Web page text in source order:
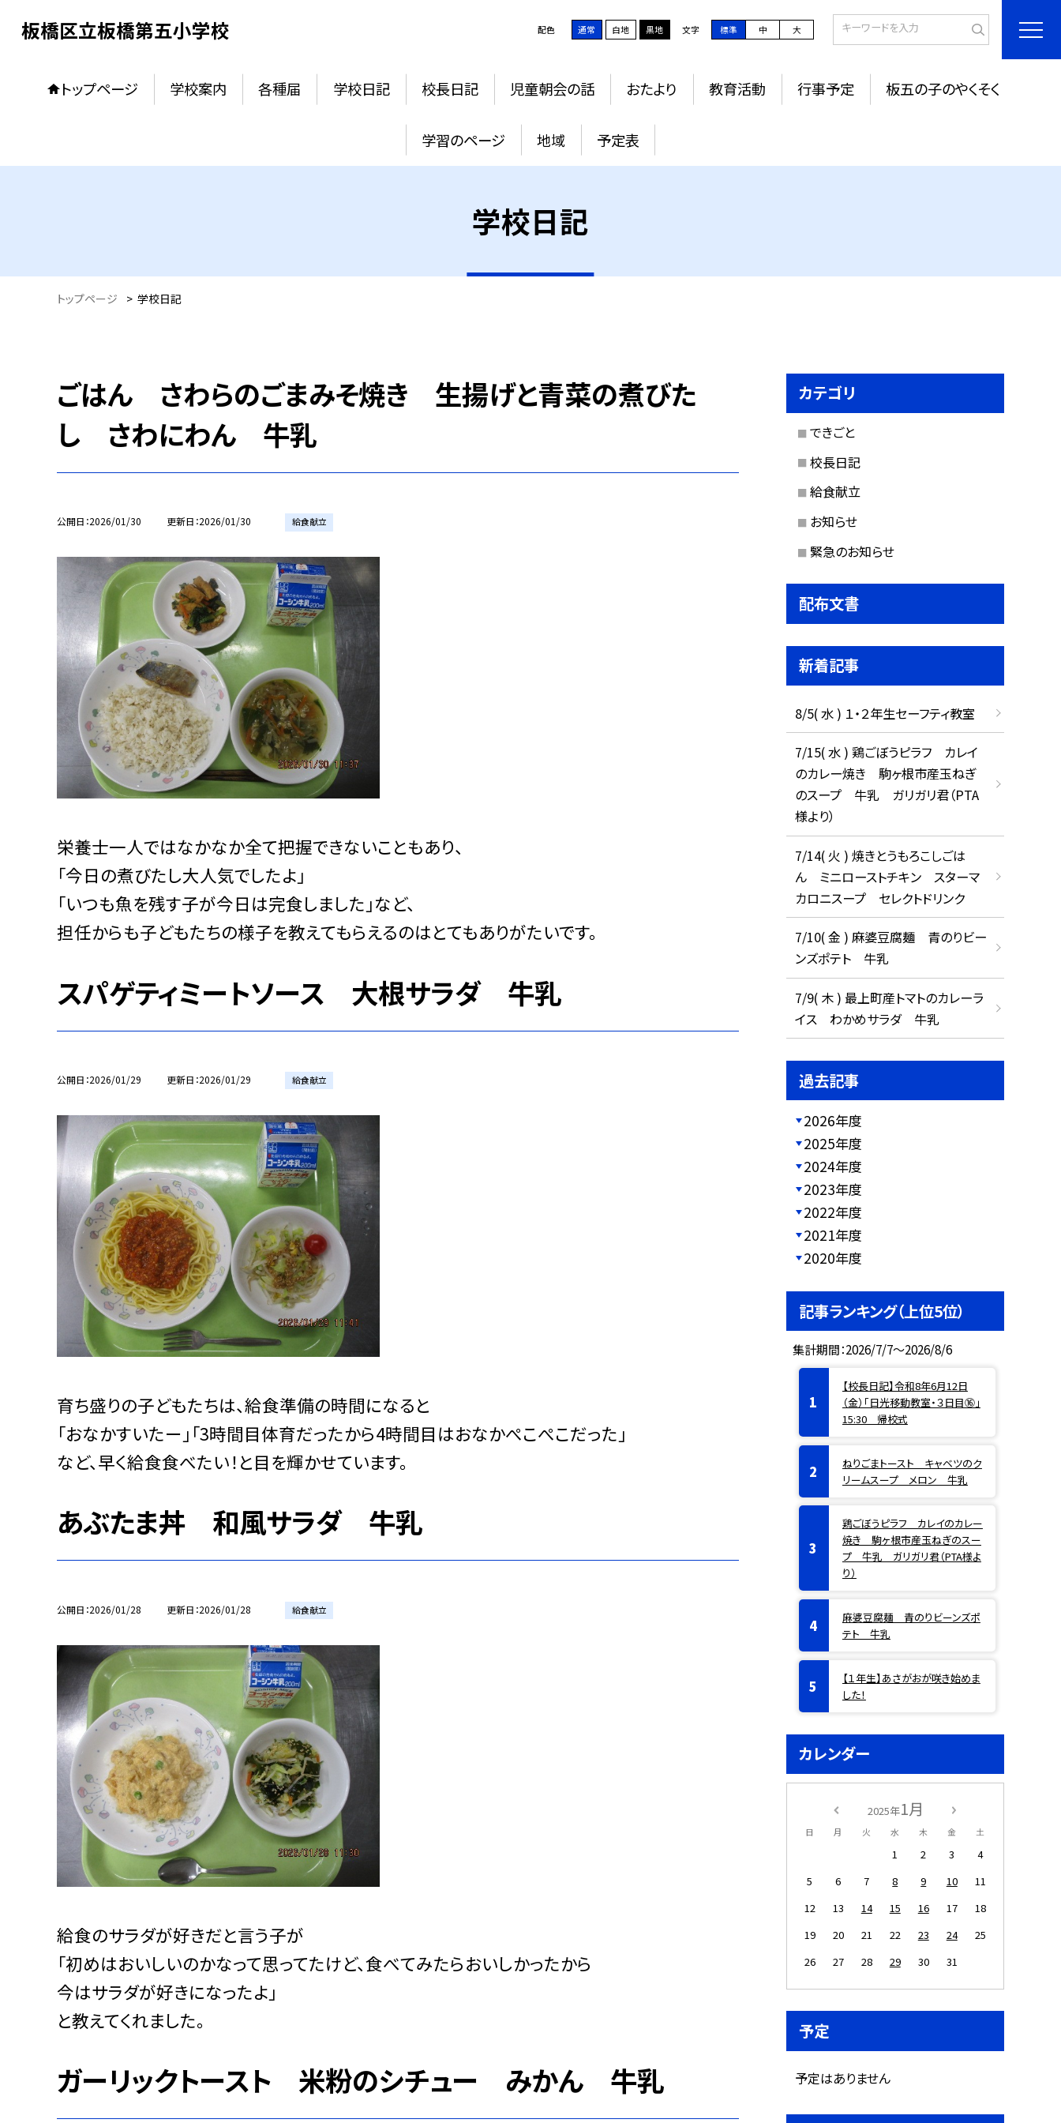
板橋区立板橋第五小学校 配色 通常 白地 黒地 文字 標準 中 大
トップページ 学校案内 各種届 学校日記 校長日記 児童朝会の話 おたより 教育活動 行事予定 板五の子のやくそく
学習のページ 地域 予定表
学校日記
トップページ > 学校日記
ごはん さわらのごまみそ焼き 生揚げと青菜の煮びた
し さわにわん 牛乳
公開日 2026/01/30 更新日 2026/01/30 給食献立
栄養士一人ではなかなか全て把握できないこともあり、
「今日の煮びたし大人気でしたよ」
「いつも魚を残す子が今日は完食しました」など、
担任からも子どもたちの様子を教えてもらえるのはとてもありがたいです。
スパゲティミートソース 大根サラダ 牛乳
公開日 2026/01/29 更新日 2026/01/29 給食献立
育ち盛りの子どもたちは、給食準備の時間になると
「おなかすいたー」「3時間目体育だったから4時間目はおなかぺこぺこだった」
など、早く給食食べたい！と目を輝かせています。
あぶたま丼 和風サラダ 牛乳
公開日 2026/01/28 更新日 2026/01/28 給食献立
給食のサラダが好きだと言う子が
「初めはおいしいのかなって思ってたけど、食べてみたらおいしかったから
今はサラダが好きになったよ」
と教えてくれました。
ガーリックトースト 米粉のシチュー みかん 牛乳
カテゴリ
できごと
校長日記
給食献立
お知らせ
緊急のお知らせ
配布文書
新着記事
8/5( 水 ) １・２年生セーフティ教室
7/15( 水 ) 鶏ごぼうピラフ カレイ
のカレー焼き 駒ヶ根市産玉ねぎ
のスープ 牛乳 ガリガリ君（PTA
様より）
7/14( 火 ) 焼きとうもろこしごは
ん ミニローストチキン スターマ
カロニスープ セレクトドリンク
7/10( 金 ) 麻婆豆腐麺 青のりビー
ンズポテト 牛乳
7/9( 木 ) 最上町産トマトのカレーラ
イス わかめサラダ 牛乳
過去記事
2026年度
2025年度
2024年度
2023年度
2022年度
2021年度
2020年度
記事ランキング（上位5位）
集計期間：2026/7/7～2026/8/6
【校長日記】令和8年6月12日
（金）「日光移動教室・３日目⑯」
15:30 帰校式
ねりごまトースト キャベツのク
リームスープ メロン 牛乳
鶏ごぼうピラフ カレイのカレー
焼き 駒ヶ根市産玉ねぎのスー
プ 牛乳 ガリガリ君（PTA様よ
り）
麻婆豆腐麺 青のりビーンズポ
テト 牛乳
【１年生】あさがおが咲き始めま
した！
カレンダー
2025年1月
日 月 火 水 木 金 土
1 2 3
4
5
6 7 8 9 10
11
12
13 14 15 16 17
18
19
20 21 22 23 24
25
26
27 28 29 30 31
予定
予定はありません